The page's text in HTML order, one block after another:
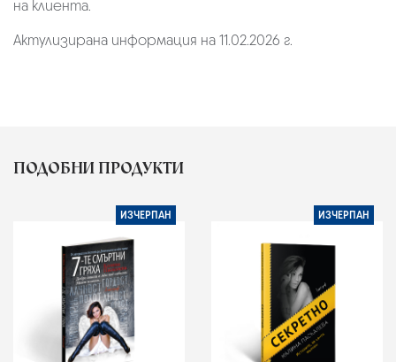
на клиента.
Актулизирана информация на 11.02.2026 г.
ПОДОБНИ ПРОДУКТИ
ИЗЧЕРПАН ИЗЧЕРПАН